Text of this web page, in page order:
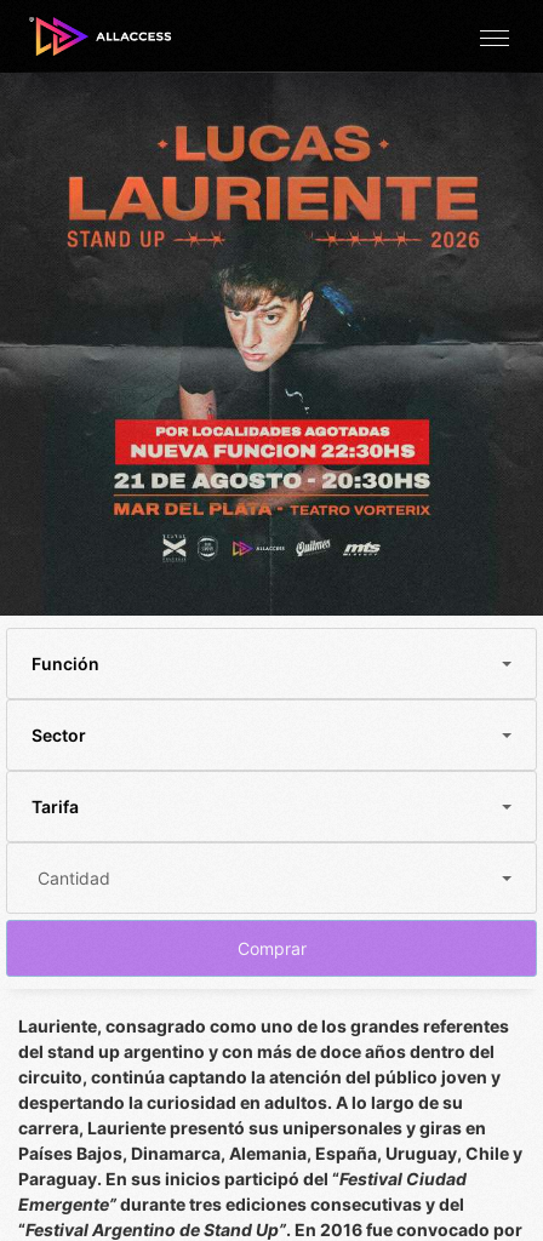
Función
Sector
Tarifa
Cantidad
Comprar
Lauriente, consagrado como uno de los grandes referentes
del stand up argentino y con más de doce años dentro del
circuito, continúa captando la atención del público joven y
despertando la curiosidad en adultos. A lo largo de su
carrera, Lauriente presentó sus unipersonales y giras en
Países Bajos, Dinamarca, Alemania, España, Uruguay, Chile y
Paraguay. En sus inicios participó del “Festival Ciudad
Emergente”durante tres ediciones consecutivas y del
“Festival Argentino de Stand Up”. En 2016 fue convocado por